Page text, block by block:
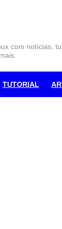
com notícias,
TUTORIAL